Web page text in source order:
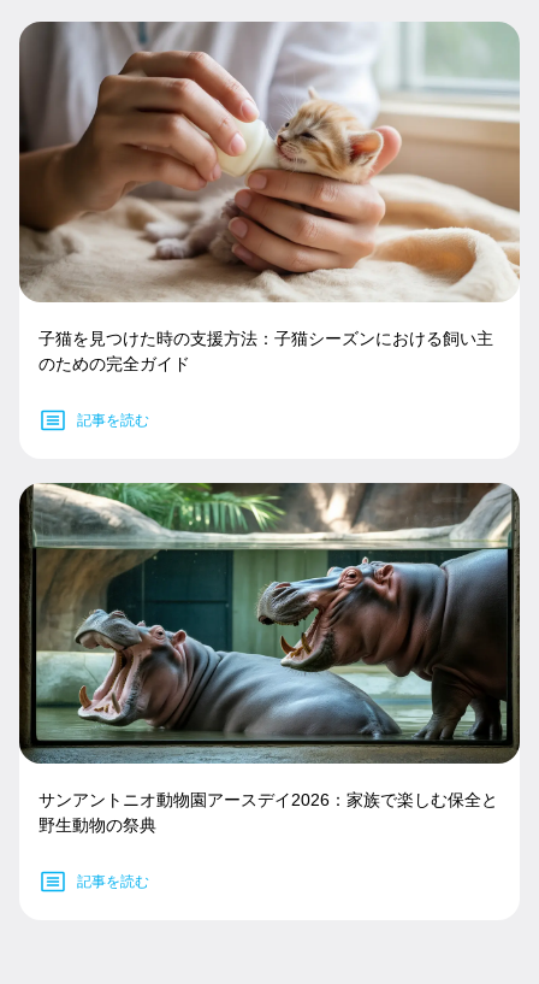
子猫を見つけた時の支援方法：子猫シーズンにおける飼い主
のための完全ガイド
記事を読む
サンアントニオ動物園アースデイ2026：家族で楽しむ保全と
野生動物の祭典
記事を読む